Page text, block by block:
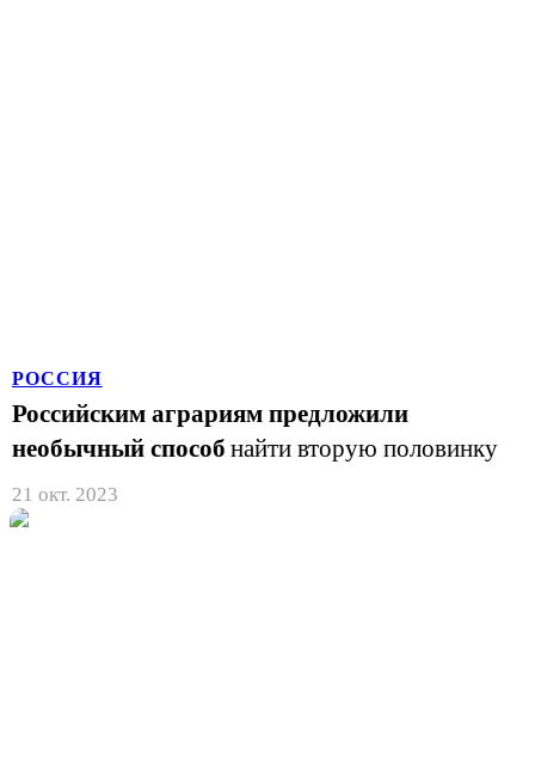
РОССИЯ
Российским аграриям предложили
необычный способ найти вторую половинку
21 окт. 2023